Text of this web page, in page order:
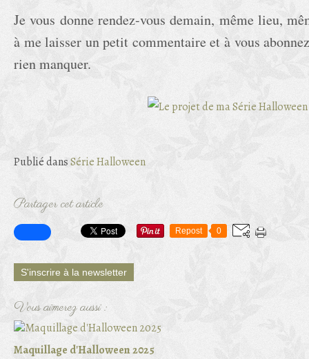
Je vous donne rendez-vous demain, même lieu,
à me laisser un petit commentaire et à vous
rien manquer.
Publié dansSérie Halloween
Partager cet article
Repost 0
S'inscrire à la newsletter
Vous aimerez aussi :
Maquillage d'Halloween 2025